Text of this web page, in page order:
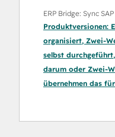
ERP Bridge: Sync
Produktversionen:
organisiert, Zwei-
selbst durchgeführt,
darum oder Zwei-
übernehmen das